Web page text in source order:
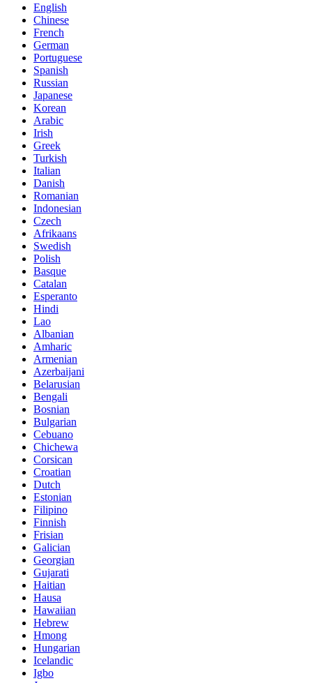
English
Chinese
French
German
Portuguese
Spanish
Russian
Japanese
Korean
Arabic
Irish
Greek
Turkish
Italian
Danish
Romanian
Indonesian
Czech
Afrikaans
Swedish
Polish
Basque
Catalan
Esperanto
Hindi
Lao
Albanian
Amharic
Armenian
Azerbaijani
Belarusian
Bengali
Bosnian
Bulgarian
Cebuano
Chichewa
Corsican
Croatian
Dutch
Estonian
Filipino
Finnish
Frisian
Galician
Georgian
Gujarati
Haitian
Hausa
Hawaiian
Hebrew
Hmong
Hungarian
Icelandic
Igbo